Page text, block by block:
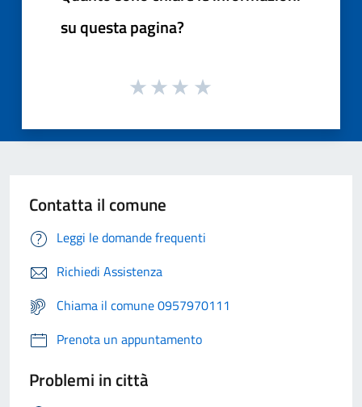
su questa pagina?
Contatta il comune
Leggi le domande frequenti
Richiedi Assistenza
Chiama il comune 0957970111
Prenota un appuntamento
Problemi in città